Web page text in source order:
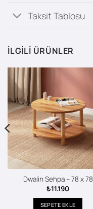
Taksit Tablosu
İLGILI ÜRÜNLER
Dwalin Sehpa – 78 x 78
₺11.190
SEPETE EKLE